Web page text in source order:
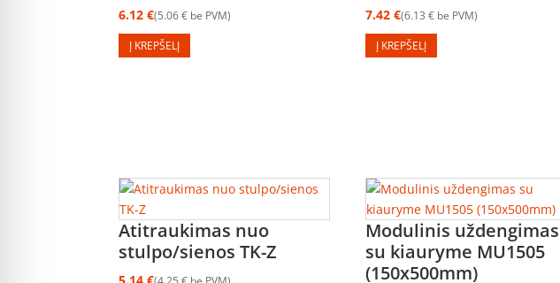
6.12€ 5.06€ be PVM
Į KREPŠELĮ
7.42€ 6.13€ be PVM
Į KREPŠELĮ
Atitraukimas nuo
stulpo/sienos TK-Z
Modulinis uždengimas
su kiauryme MU1505
(150x500mm)